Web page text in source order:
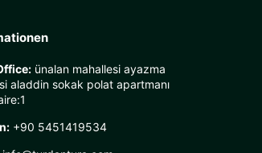
ünalan mahallesi ayazma
aladdin sokak polat apartmanı
+90 5451419534